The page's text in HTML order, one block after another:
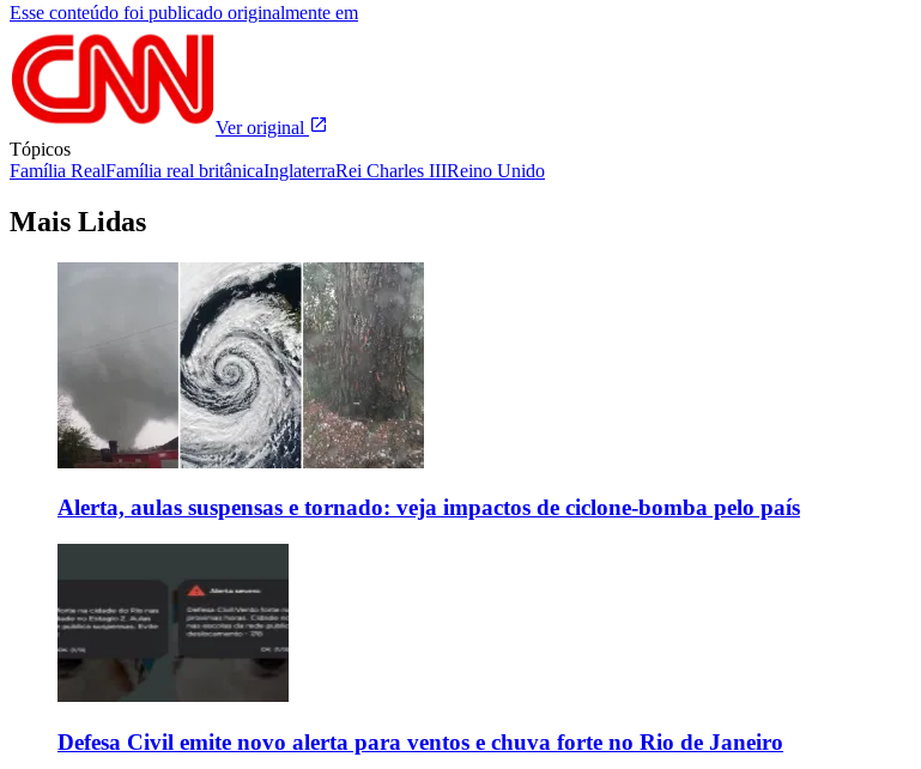
Esse conteúdo foi publicado originalmente em
Ver original
Tópicos
Família RealFamília real britânicaInglaterraRei Charles IIIReino Unido
Mais Lidas
Alerta, aulas suspensas e tornado: veja impactos de ciclone-bomba pelo país
Defesa Civil emite novo alerta para ventos e chuva forte no Rio de Janeiro